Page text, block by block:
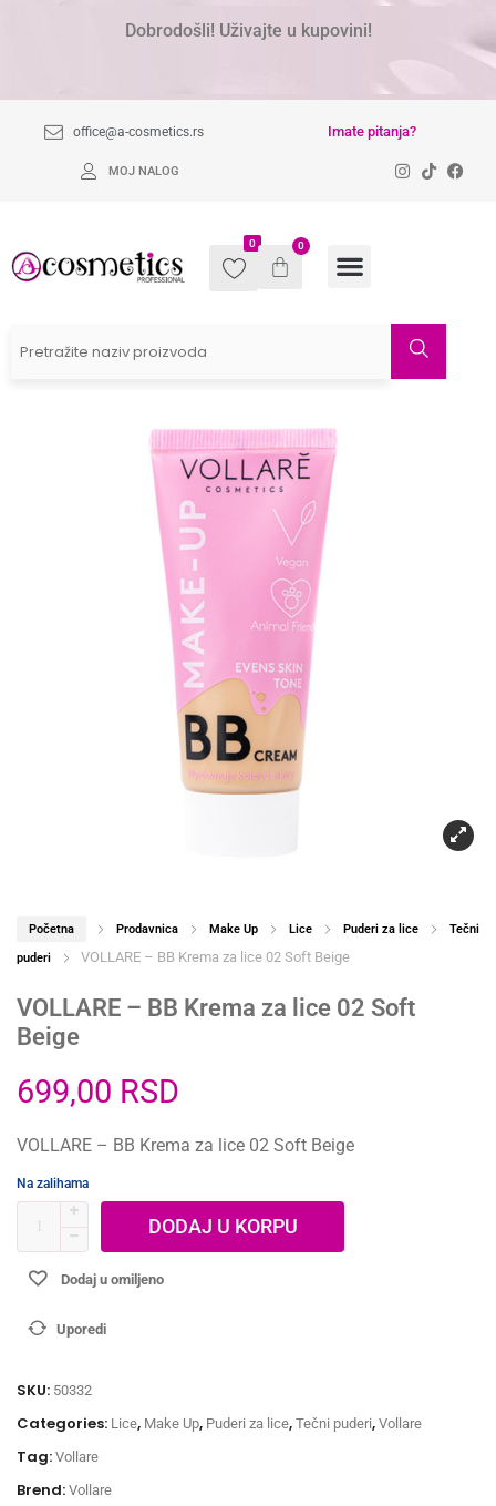
Dobrodošli! Uživajte u kupovini!
office@a-cosmetics.rs Imate pitanja?
MOJ NALOG
0 0
Početna Prodavnica Make Up Lice Puderi za lice
Tečni
puderi
VOLLARE – BB Krema za lice 02 Soft Beige
VOLLARE – BB Krema za lice 02 Soft
Beige
699,00 RSD
VOLLARE – BB Krema za lice 02 Soft Beige
Na zalihama
DODAJ U KORPU
Dodaj u omiljeno
Uporedi
SKU: 50332
Categories: Lice, Make Up, Puderi za lice, Tečni puderi, Vollare
Tag: Vollare
Brend: Vollare